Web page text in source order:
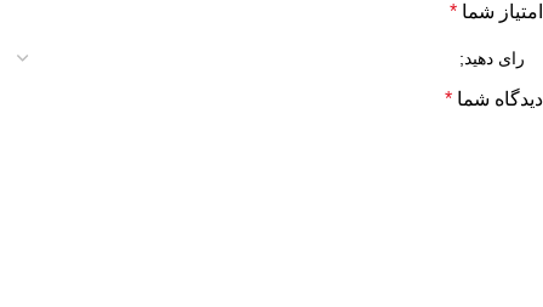
امتیاز شما *
دیدگاه شما *